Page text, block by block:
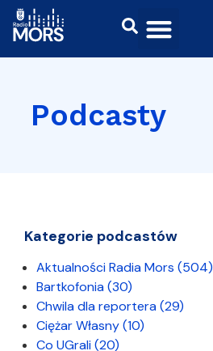
Podcasty
Kategorie podcastów
Aktualności Radia Mors (504)
Bartkofonia(30)
Chwila dla reportera(29)
Ciężar Własny(10)
Co UGrali(20)